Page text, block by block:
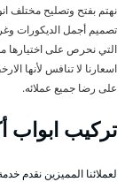
نهتم بفتح وتصليح مختلف
تصميم أجمل الديكورات
التي نحرص على اختيارها
اسعارنا لا تنافس لأنها
على رضا جميع عملائه.
تركيب ابواب
لعملائنا المميزين نقدم